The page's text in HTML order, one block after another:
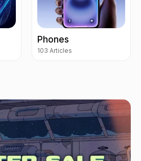
Phones
103 Articles